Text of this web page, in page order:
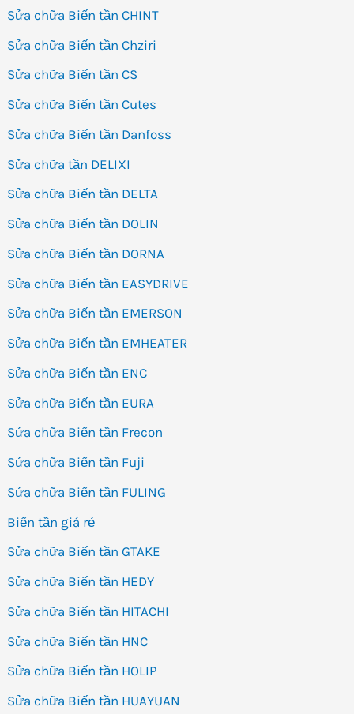
Sửa chữa Biến tần CHINT
Sửa chữa Biến tần Chziri
Sửa chữa Biến tần CS
Sửa chữa Biến tần Cutes
Sửa chữa Biến tần Danfoss
Sửa chữa tần DELIXI
Sửa chữa Biến tần DELTA
Sửa chữa Biến tần DOLIN
Sửa chữa Biến tần DORNA
Sửa chữa Biến tần EASYDRIVE
Sửa chữa Biến tần EMERSON
Sửa chữa Biến tần EMHEATER
Sửa chữa Biến tần ENC
Sửa chữa Biến tần EURA
Sửa chữa Biến tần Frecon
Sửa chữa Biến tần Fuji
Sửa chữa Biến tần FULING
Biến tần giá rẻ
Sửa chữa Biến tần GTAKE
Sửa chữa Biến tần HEDY
Sửa chữa Biến tần HITACHI
Sửa chữa Biến tần HNC
Sửa chữa Biến tần HOLIP
Sửa chữa Biến tần HUAYUAN